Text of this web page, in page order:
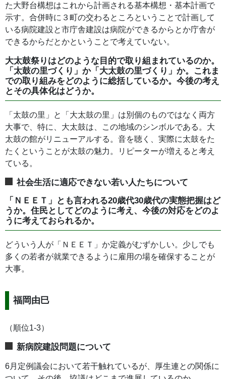
た大野台構想はこれから計画される基本構想・基本計画で
示す。合併時に３町の交わるところということで計画して
いる病院建設と市庁舎建設は病院ができるからとか庁舎が
できるからだとかということで考えていない。
大太鼓祭りはどのような目的で取り組まれているのか。
「太鼓の里づくり」か「大太鼓の里づくり」か。これま
での取り組みをどのように総括しているか。今後の考え
とその具体化はどうか。
「太鼓の里」と「大太鼓の里」は別個のものではなく両方
大事で、特に、大太鼓は、この地域のシンボルである。大
太鼓の館がリニューアルする。音を聴く、実際に太鼓をた
たくということが太鼓の魅力。リピーターが増えると考え
ている。
社会生活に適応できない若い人たちについて
「ＮＥＥＴ」とも言われる20歳代30歳代の実態把握はど
うか。住民としてどのように考え、今後の対応をどのよ
うに考えておられるか。
どういう人が「ＮＥＥＴ」か定義がむずかしい。少しでも
多くの若者が就業できるように雇用の場を確保することが
大事。
福岡由巳
（順位1-3）
新病院建設問題について
6月定例議会において若干触れているが、厚生連との関係に